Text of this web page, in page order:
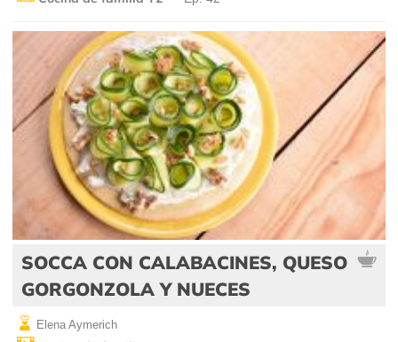
SOCCA CON CALABACINES, QUESO
GORGONZOLA Y NUECES
Elena Aymerich